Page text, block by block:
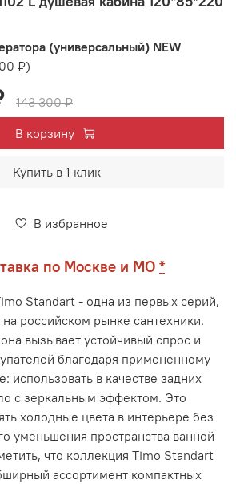
В избранное
(универсальный) NEW
₽)
143 300 ₽
В корзину
Купить в 1 клик
по Москве и МО *
Standart - одна из первых серий,
на российском рынке сантехники.
вызывает устойчивый спрос и
благодаря примененному
использовать в качестве задних
с зеркальным эффектом. Это
холодные цвета в интерьере без
уменьшения пространства ванной
что коллекция Timo Standart
ассортимент компактных